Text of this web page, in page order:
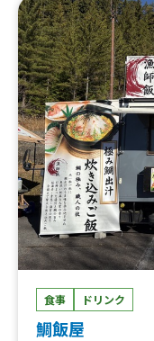
食事 ドリンク
鯛飯屋